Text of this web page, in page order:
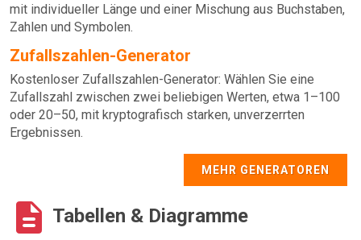
mit individueller Länge und einer Mischung aus Buchstaben,
Zahlen und Symbolen.
Zufallszahlen-Generator
Kostenloser Zufallszahlen-Generator: Wählen Sie eine
Zufallszahl zwischen zwei beliebigen Werten, etwa 1–100
oder 20–50, mit kryptografisch starken, unverzerrten
Ergebnissen.
MEHR GENERATOREN
Tabellen & Diagramme